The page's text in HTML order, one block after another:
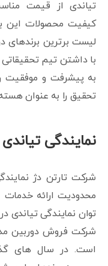
تیاندی از قیمت
کیفیت محصولات این
با داشتن تیم
به پیشرفت و
تحقیق را به عنوان
نمایندگی
شرکت تارتن دژ
محدودیت ارائه
توان نمایندگی تیاندی
شرکت فروش دوربین
است. در سال های